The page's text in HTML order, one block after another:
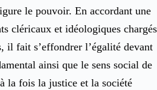
le pouvoir. En accordant une
cléricaux et idéologiques chargés
il fait s’effondrer l’égalité devant
ainsi que le sens social de
la fois la justice et la société